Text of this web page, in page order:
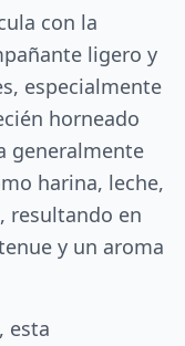
con la
ligero y
especialmente
horneado
generalmente
harina, leche,
resultando en
y un aroma
esta